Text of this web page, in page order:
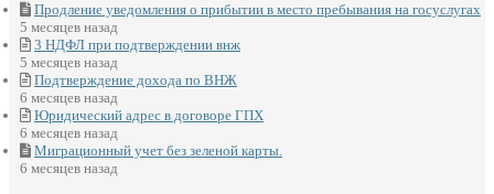
Продление уведомления о прибытии в место пребывания на госуслугах
5 месяцев назад
3 НДФЛ при подтверждении внж
5 месяцев назад
Подтверждение дохода по ВНЖ
6 месяцев назад
Юридический адрес в договоре ГПХ
6 месяцев назад
Миграционный учет без зеленой карты.
6 месяцев назад